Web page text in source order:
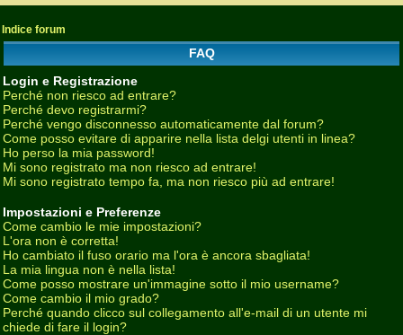
Indice forum
FAQ
Login e Registrazione
Perché non riesco ad entrare?
Perché devo registrarmi?
Perché vengo disconnesso automaticamente dal forum?
Come posso evitare di apparire nella lista delgi utenti in linea?
Ho perso la mia password!
Mi sono registrato ma non riesco ad entrare!
Mi sono registrato tempo fa, ma non riesco più ad entrare!
Impostazioni e Preferenze
Come cambio le mie impostazioni?
L'ora non è corretta!
Ho cambiato il fuso orario ma l'ora è ancora sbagliata!
La mia lingua non è nella lista!
Come posso mostrare un'immagine sotto il mio username?
Come cambio il mio grado?
Perché quando clicco sul collegamento all'e-mail di un utente mi
chiede di fare il login?